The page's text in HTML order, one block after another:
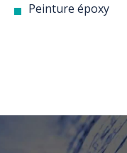
Peinture époxy